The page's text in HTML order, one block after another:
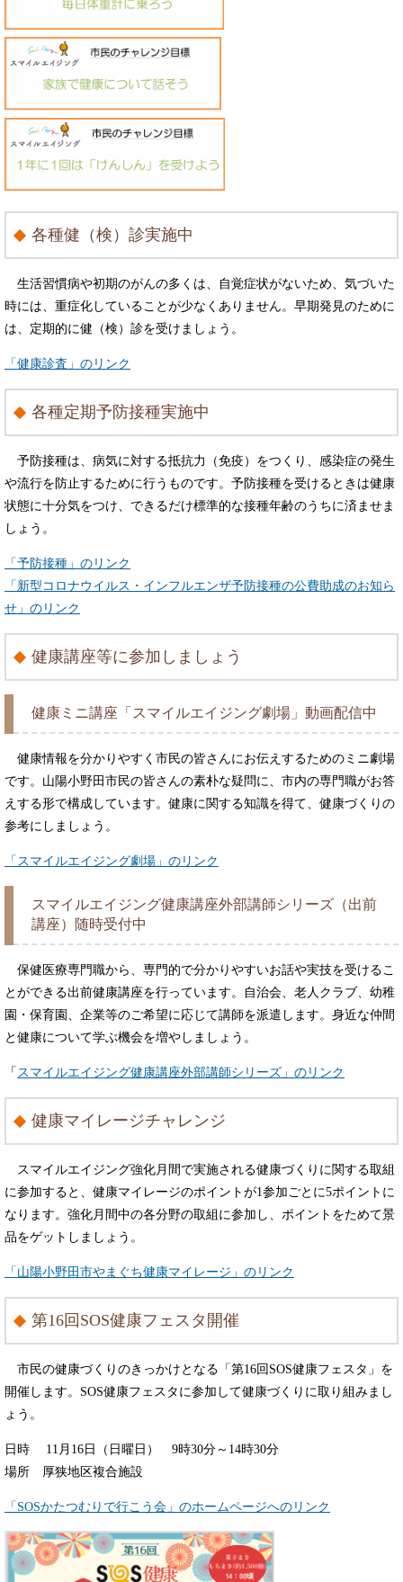
各種健（検）診実施中
生活習慣病や初期のがんの多くは、自覚症状がないため、気づいた
時には、重症化していることが少なくありません。早期発見のために
は、定期的に健（検）診を受けましょう。
「健康診査」のリンク
各種定期予防接種実施中
予防接種は、病気に対する抵抗力（免疫）をつくり、感染症の発生
や流行を防止するために行うものです。予防接種を受けるときは健康
状態に十分気をつけ、できるだけ標準的な接種年齢のうちに済ませま
しょう。
「予防接種」のリンク
「新型コロナウイルス・インフルエンザ予防接種の公費助成のお知ら
せ​」のリンク
健康講座等に参加しましょう
健康ミニ講座「スマイルエイジング劇場」動画配信中
健康情報を分かりやすく市民の皆さんにお伝えするためのミニ劇場
です。山陽小野田市民の皆さんの素朴な疑問に、市内の専門職がお答
えする形で構成しています。健康に関する知識を得て、健康づくりの
参考にしましょう。
「スマイルエイジング劇場」のリンク
スマイルエイジング健康講座外部講師シリーズ（出前
講座）随時受付中
保健医療専門職から、専門的で分かりやすいお話や実技を受けるこ
とができる出前健康講座を行っています。自治会、老人クラブ、幼稚
園・保育園、企業等のご希望に応じて講師を派遣します。身近な仲間
と健康について学ぶ機会を増やしましょう。
「 スマイルエイジング健康講座外部講師シリーズ」のリンク
健康マイレージチャレンジ
スマイルエイジング強化月間で実施される健康づくりに関する取組
に参加すると、健康マイレージのポイントが1参加ごとに5ポイントに
なります。強化月間中の各分野の取組に参加し、ポイントをためて景
品をゲットしましょう。
「山陽小野田市やまぐち健康マイレージ」のリンク
第16回SOS健康フェスタ開催
市民の健康づくりのきっかけとなる「第16回SOS健康フェスタ」を
開催します。SOS健康フェスタに参加して健康づくりに取り組みまし
ょう。
日時 11月16日（日曜日） 9時30分～14時30分
場所 厚狭地区複合施設
「SOSかたつむりで行こう会」のホームページへのリンク